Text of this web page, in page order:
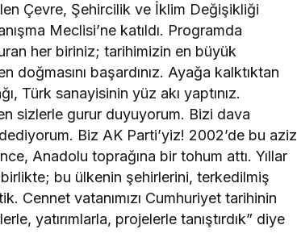
Çevre, Şehircilik ve İklim Değişikliği
Meclisi’ne katıldı. Programda
her biriniz; tarihimizin en büyük
doğmasını başardınız. Ayağa kalktıktan
Türk sanayisinin yüz akı yaptınız.
sizlerle gurur duyuyorum. Bizi dava
Biz AK Parti’yiz! 2002’de bu aziz
Anadolu toprağına bir tohum attı. Yıllar
bu ülkenin şehirlerini, terkedilmiş
Cennet vatanımızı Cumhuriyet tarihinin
yatırımlarla, projelerle tanıştırdık” diye